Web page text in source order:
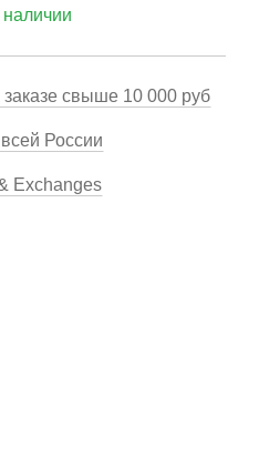
наличии
заказе свыше 10 000 руб
России
Exchanges